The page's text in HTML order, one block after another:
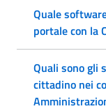
Quale
portale con la
Quali sono gli
cittadino nei